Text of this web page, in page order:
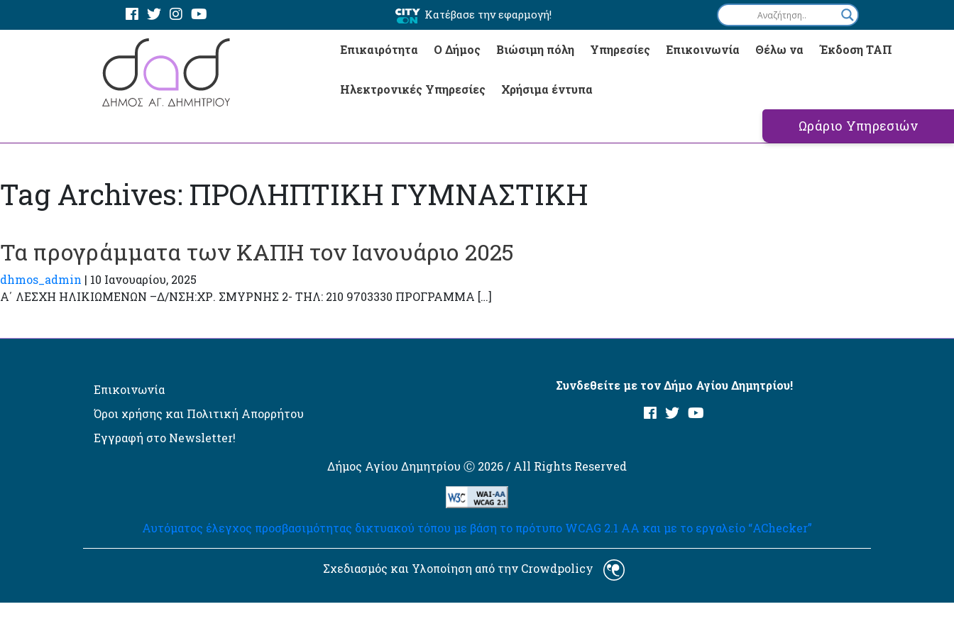
Κατέβασε την εφαρμογή!
Επικαιρότητα Ο Δήμος Βιώσιμη πόλη Υπηρεσίες Επικοινωνία Θέλω να Έκδοση ΤΑΠ
Ηλεκτρονικές Υπηρεσίες Χρήσιμα έντυπα
Ωράριο Υπηρεσιών
Tag Archives: ΠΡΟΛΗΠΤΙΚΗ ΓΥΜΝΑΣΤΙΚΗ
Τα προγράμματα των ΚΑΠΗ τον Ιανουάριο 2025
dhmos_admin | 10 Ιανουαρίου, 2025
Α΄ ΛΕΣΧΗ ΗΛΙΚΙΩΜΕΝΩΝ –Δ/ΝΣΗ:ΧΡ. ΣΜΥΡΝΗΣ 2- ΤΗΛ: 210 9703330 ΠΡΟΓΡΑΜΜΑ […]
Επικοινωνία
Όροι χρήσης και Πολιτική Απορρήτου
Εγγραφή στο Newsletter!
Συνδεθείτε με τον Δήμο Αγίου Δημητρίου!
Δήμος Αγίου Δημητρίου Ⓒ 2026 / All Rights Reserved
Αυτόματος έλεγχος προσβασιμότητας δικτυακού τόπου με βάση το πρότυπο WCAG 2.1 AA και με το εργαλείο “AChecker”
Σχεδιασμός και Υλοποίηση από την Crowdpolicy